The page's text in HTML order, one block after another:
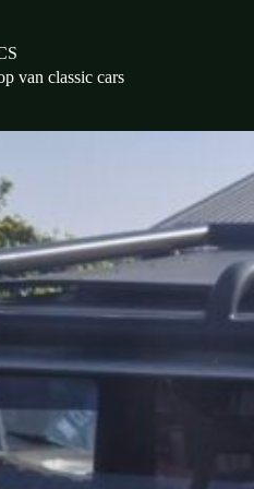
van classic cars